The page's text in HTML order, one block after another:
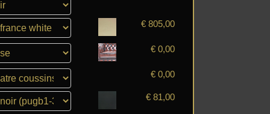
€ 805,00
€ 0,00
€ 0,00
€ 81,00